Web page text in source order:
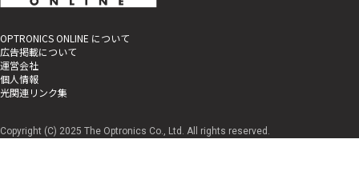
OPTRONICS ONLINE について
広告掲載について
運営会社
個人情報
光関連リンク集
Copyright (C) 2025 The Optronics Co., Ltd. All rights reserved.